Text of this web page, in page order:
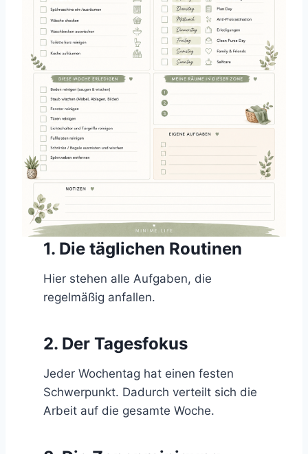
1. Die täglichen Routinen
Hier stehen alle Aufgaben, die
regelmäßig anfallen.
2. Der Tagesfokus
Jeder Wochentag hat einen festen
Schwerpunkt. Dadurch verteilt sich die
Arbeit auf die gesamte Woche.